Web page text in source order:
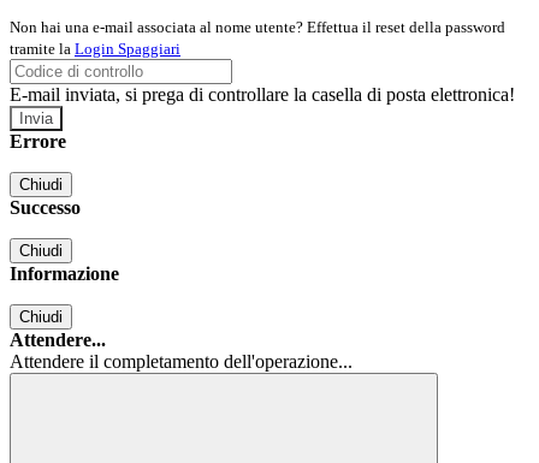
Non hai una e-mail associata al nome utente? Effettua il reset della password
tramite la Login Spaggiari
E-mail inviata, si prega di controllare la casella di posta elettronica!
Errore
Chiudi
Successo
Chiudi
Informazione
Chiudi
Attendere...
Attendere il completamento dell'operazione...